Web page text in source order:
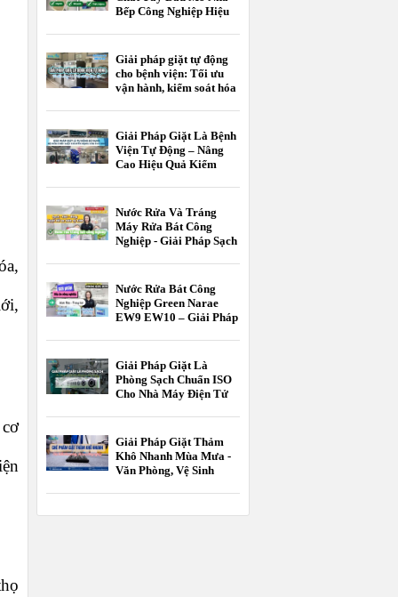
Bếp Công Nghiệp Hiệu
Giải pháp giặt tự động
cho bệnh viện: Tối ưu
vận hành, kiểm soát hóa
Giải Pháp Giặt Là Bệnh
Viện Tự Động – Nâng
Cao Hiệu Quả Kiểm
Hành
Nước Rửa Và Tráng
Máy Rửa Bát Công
Nghiệp - Giải Pháp Sạch
Nước Rửa Bát Công
Nghiệp Green Narae
EW9 EW10 – Giải Pháp
Giải Pháp Giặt Là
Phòng Sạch Chuẩn ISO
Cho Nhà Máy Điện Tử
Giải Pháp Giặt Thảm
Khô Nhanh Mùa Mưa -
Văn Phòng, Vệ Sinh